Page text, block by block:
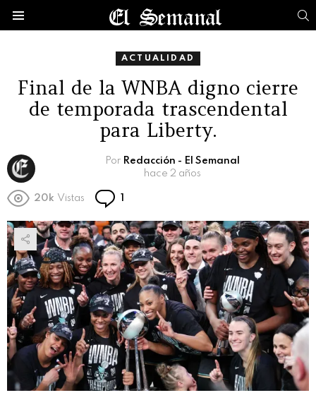
ACTUALIDAD
Final de la WNBA digno cierre
de temporada trascendental
para Liberty.
Por Redacción - El Semanal
hace 2 años
20k Vistas